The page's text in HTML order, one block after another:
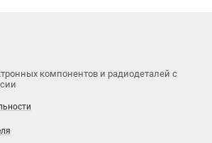
компонентов и радиодеталей с